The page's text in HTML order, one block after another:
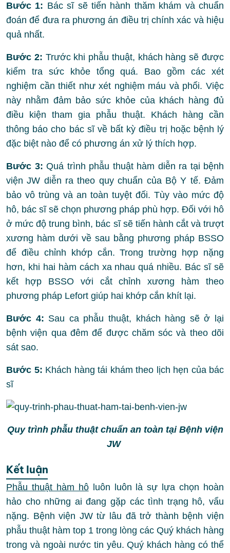
Bước 1: Bác sĩ sẽ tiến hành thăm khám và chuẩn
đoán để đưa ra phương án điều trị chính xác và hiệu
quả nhất.
Bước 2: Trước khi phẫu thuật, khách hàng sẽ được
kiểm tra sức khỏe tổng quá. Bao gồm các xét
nghiệm cần thiết như xét nghiệm máu và phổi. Việc
này nhằm đảm bảo sức khỏe của khách hàng đủ
điều kiện tham gia phẫu thuật. Khách hàng cần
thông báo cho bác sĩ về bất kỳ điều trị hoặc bệnh lý
đặc biệt nào để có phương án xử lý thích hợp.
Bước 3: Quá trình phẫu thuật hàm diễn ra tại bệnh
viện JW diễn ra theo quy chuẩn của Bộ Y tế. Đảm
bảo vô trùng và an toàn tuyệt đối. Tùy vào mức độ
hô, bác sĩ sẽ chọn phương pháp phù hợp. Đối với hô
ở mức độ trung bình, bác sĩ sẽ tiến hành cắt và trượt
xương hàm dưới về sau bằng phương pháp BSSO
để điều chỉnh khớp cắn. Trong trường hợp nặng
hơn, khi hai hàm cách xa nhau quá nhiều. Bác sĩ sẽ
kết hợp BSSO với cắt chỉnh xương hàm theo
phương pháp Lefort giúp hai khớp cắn khít lại.
Bước 4: Sau ca phẫu thuật, khách hàng sẽ ở lại
bệnh viện qua đêm để được chăm sóc và theo dõi
sát sao.
Bước 5: Khách hàng tái khám theo lịch hẹn của bác
sĩ
Quy trình phẫu thuật chuẩn an toàn tại Bệnh viện
JW
Kết luận
Phẫu thuật hàm hô
luôn luôn là sự lựa chọn hoàn
hảo cho những ai đang gặp các tình trạng hô, vẩu
nặng. Bệnh viện JW từ lâu đã trở thành bệnh viện
phẫu thuật hàm top 1 trong lòng các Quý khách hàng
trong và ngoài nước tin yêu. Quý khách hàng có thể